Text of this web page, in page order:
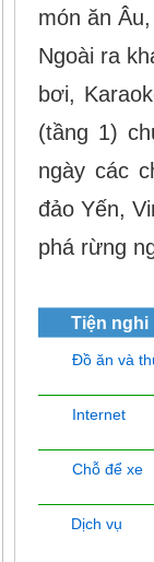
món ăn
Ngoài ra
bơi,
(tầng 1)
ngày các
đảo Yến,
phá rừng
Tiện nghi
Đồ ăn và
Internet
Chỗ để xe
Dịch vụ